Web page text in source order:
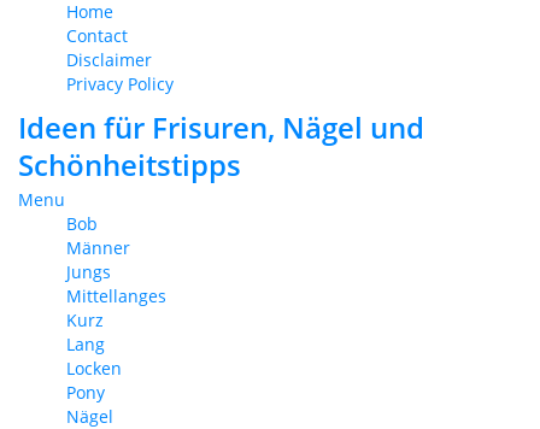
Home
Contact
Disclaimer
Privacy Policy
Ideen für Frisuren, Nägel und
Schönheitstipps
Menu
Bob
Männer
Jungs
Mittellanges
Kurz
Lang
Locken
Pony
Nägel